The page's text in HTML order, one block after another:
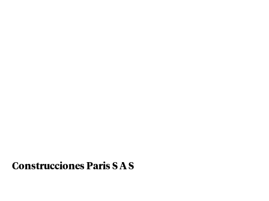
Construcciones Paris S A S